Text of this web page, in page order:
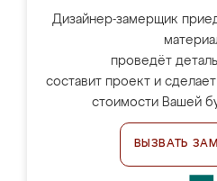
Дизайнер-замерщик
проведёт
составит проект и
стоимости Вашей
ВЫЗВАТЬ